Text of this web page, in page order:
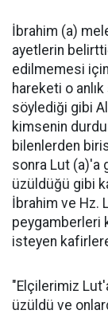
İbrahim (a)
ayetlerin
edilmemesi
hareketi o
söylediği gibi
kimsenin
bilenlerden
sonra Lut (a)'a
üzüldüğü gibi
İbrahim ve Hz.
peygamberleri
isteyen
"Elçilerimiz
üzüldü ve